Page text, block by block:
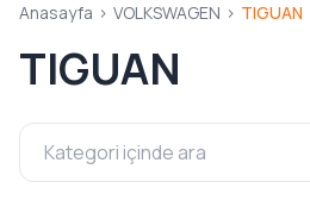
Anasayfa > VOLKSWAGEN > TIGUAN
TIGUAN